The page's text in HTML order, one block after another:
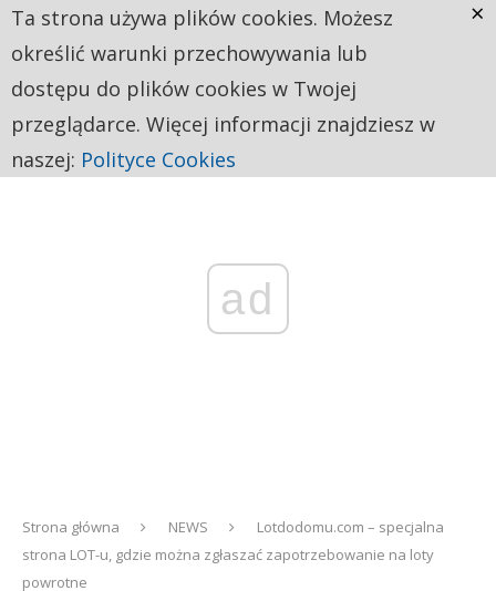
ad
Strona główna NEWS
Lotdodomu.com – specjalna
strona LOT-u, gdzie można zgłaszać zapotrzebowanie na loty
powrotne
Ta strona używa plików cookies. Możesz
określić warunki przechowywania lub
dostępu do plików cookies w Twojej
przeglądarce. Więcej informacji znajdziesz w
naszej: Polityce Cookies
×